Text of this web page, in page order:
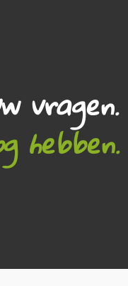
vragen.
hebben.